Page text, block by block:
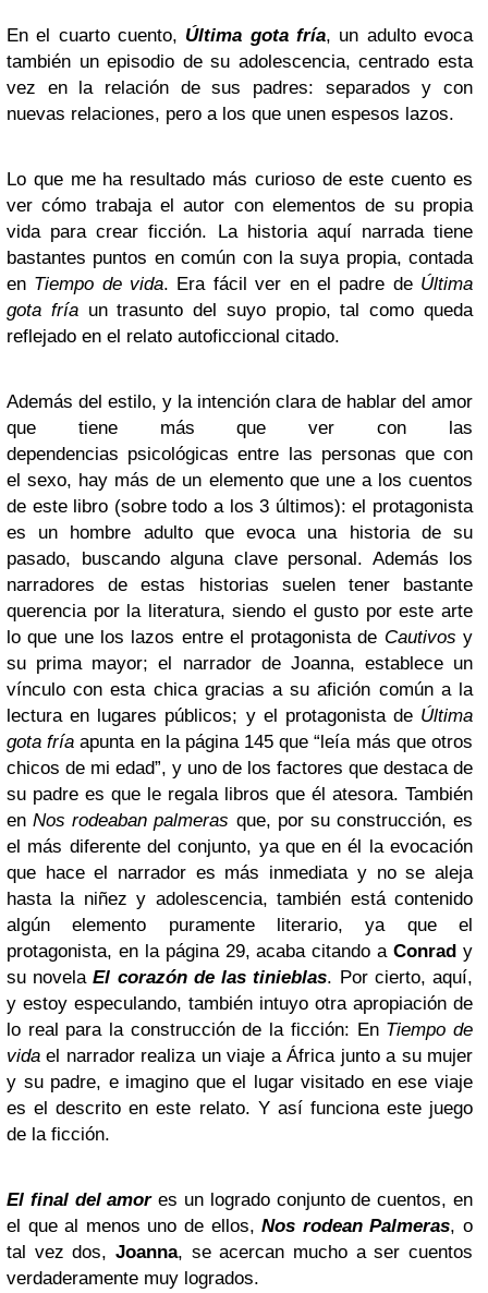
En el cuarto cuento, Última gota fría, un adulto evoca
también un episodio de su adolescencia, centrado esta
vez en la relación de sus padres: separados y con
nuevas relaciones, pero a los que unen espesos lazos.
Lo que me ha resultado más curioso de este cuento es
ver cómo trabaja el autor con elementos de su propia
vida para crear ficción. La historia aquí narrada tiene
bastantes puntos en común con la suya propia, contada
en Tiempo de vida. Era fácil ver en el padre de Última
gota fríaun trasunto del suyo propio, tal como queda
reflejado en el relato autoficcional citado.
Además del estilo, y la intención clara de hablar del amor
que tiene más que ver con las
dependencias psicológicas entre las personas que con
el sexo, hay más de un elemento que une a los cuentos
de este libro (sobre todo a los 3 últimos): el protagonista
es un hombre adulto que evoca una historia de su
pasado, buscando alguna clave personal. Además los
narradores de estas historias suelen tener bastante
querencia por la literatura, siendo el gusto por este arte
lo que une los lazos entre el protagonista de Cautivos y
su prima mayor; el narrador de Joanna, establece un
vínculo con esta chica gracias a su afición común a la
lectura en lugares públicos; y el protagonista de Última
gota fría apunta en la página 145 que “leía más que otros
chicos de mi edad”, y uno de los factores que destaca de
su padre es que le regala libros que él atesora. También
enNos rodeaban palmeras que, por su construcción, es
el más diferente del conjunto, ya que en él la evocación
que hace el narrador es más inmediata y no se aleja
hasta la niñez y adolescencia, también está contenido
algún elemento puramente literario, ya que el
protagonista, en la página 29, acaba citando aConrad y
su novelaEl corazón de las tinieblas. Por cierto, aquí,
y estoy especulando, también intuyo otra apropiación de
lo real para la construcción de la ficción: En Tiempo de
vida el narrador realiza un viaje a África junto a su mujer
y su padre, e imagino que el lugar visitado en ese viaje
es el descrito en este relato. Y así funciona este juego
de la ficción.
El final del amores un logrado conjunto de cuentos, en
el que al menos uno de ellos,Nos rodean Palmeras, o
tal vez dos, Joanna, se acercan mucho a ser cuentos
verdaderamente muy logrados.